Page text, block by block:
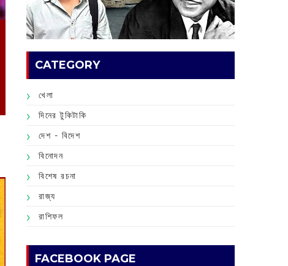
CATEGORY
খেলা
দিনের টুকিটাকি
দেশ - বিদেশ
বিনোদন
বিশেষ রচনা
রাজ্য
রাশিফল
FACEBOOK PAGE